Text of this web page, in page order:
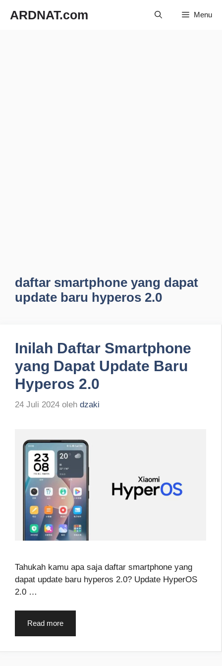
ARDNAT.com Menu
daftar smartphone yang dapat
update baru hyperos 2.0
Inilah Daftar Smartphone
yang Dapat Update Baru
Hyperos 2.0
24 Juli 2024 oleh dzaki
Tahukah kamu apa saja daftar smartphone yang
dapat update baru hyperos 2.0? Update HyperOS
2.0 …
Read more